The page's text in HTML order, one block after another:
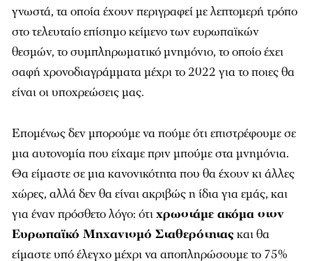
γνωστά, τα οποία έχουν περιγραφεί με λεπτομερή τρόπο
στο τελευταίο επίσημο κείμενο των ευρωπαϊκών
θεσμών, το συμπληρωματικό μνημόνιο, το οποίο έχει
σαφή χρονοδιαγράμματα μέχρι το 2022 για το ποιες θα
είναι οι υποχρεώσεις μας.
Επομένως δεν μπορούμε να πούμε ότι επιστρέφουμε σε
μια αυτονομία που είχαμε πριν μπούμε στα μνημόνια.
Θα είμαστε σε μια κανονικότητα που θα έχουν κι άλλες
χώρες, αλλά δεν θα είναι ακριβώς η ίδια για εμάς, και
για έναν πρόσθετο λόγο: ότιχρωστάμε ακόμα στον
Ευρωπαϊκό Μηχανισμό Σταθερότηταςκαι θα
είμαστε υπό έλεγχο μέχρι να αποπληρώσουμε το 75%